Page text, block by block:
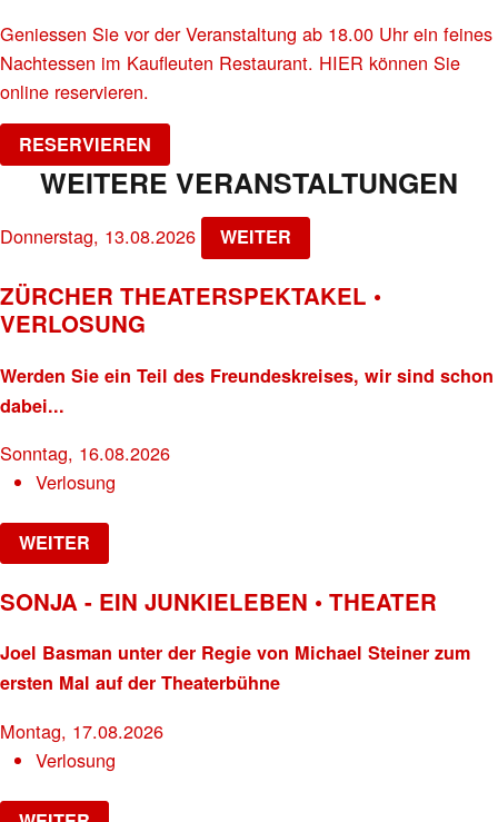
Geniessen Sie vor der Veranstaltung ab 18.00 Uhr ein feines
Nachtessen im Kaufleuten Restaurant. HIER können Sie
online reservieren.
RESERVIEREN
WEITERE VERANSTALTUNGEN
Donnerstag, 13.08.2026 WEITER
ZÜRCHER THEATERSPEKTAKEL •
VERLOSUNG
Werden Sie ein Teil des Freundeskreises, wir sind schon
dabei...
Sonntag, 16.08.2026
Verlosung
WEITER
SONJA - EIN JUNKIELEBEN • THEATER
Joel Basman unter der Regie von Michael Steiner zum
ersten Mal auf der Theaterbühne
Montag, 17.08.2026
Verlosung